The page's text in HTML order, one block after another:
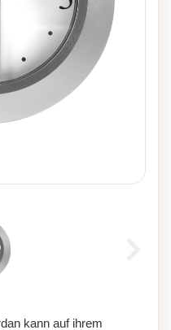
kann auf ihrem